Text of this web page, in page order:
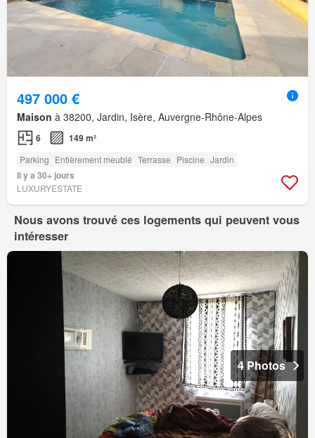
497 000 €
Maison à 38200, Jardin, Isère, Auvergne-Rhône-Alpes
6 149 m²
Parking Entièrement meublé Terrasse Piscine Jardin
Il y a 30+ jours
LUXURYESTATE
Nous avons trouvé ces logements qui peuvent vous
intéresser
4 Photos